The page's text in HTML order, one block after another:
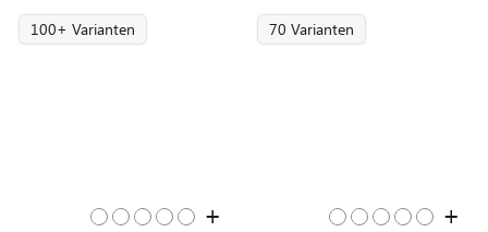
100+ Varianten
+
70 Varianten
+